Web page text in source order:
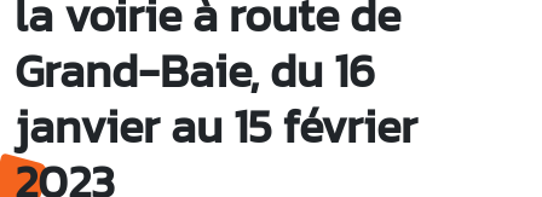
la voirie à route de
Grand-Baie, du 16
janvier au 15 février
2023